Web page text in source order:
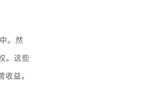
。然
。这些
益。